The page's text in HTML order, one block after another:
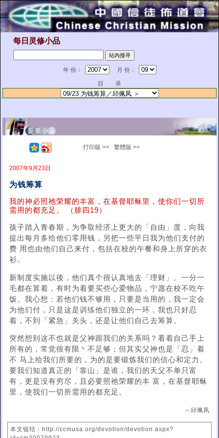
每日灵修小品
年 份：
月 份：
目 录
打印版 >> 繁體版 >>
2007年9月23日
为钱筹算
我的神必照祂荣耀的丰富，在基督耶稣里，使你们一切所
需用的都充足。 （腓四19）
孩子踏入青春期，为争取经济上更大的「自由」度，向我
提出每月多给他们零用钱，另把一些平日我为他们支付的
费 用也由他们自己来付，包括在校的午餐和身上所穿的衣
衫。
新制度实施以後，他们真个很认真地去「理财」。一分一
毛都在算着，有时为着要买些心爱物品，宁愿在校不吃午
饭。我心想：若他们钱不够用，只要是当用的，我一定会
为他们付，只是这是训练他们独立的一环，我也只好忍
着，不到「紧急」关头，还是让他们自己去筹算。
突然想到这不也就是父神跟我们的关系吗？看着自己手上
所有的，常觉很有限丶不足够；但其实父神也是「忍」着
不 马上给我们所要的，为的是要锻炼我们的信心和定力。
要我们知道真正的「靠山」是谁，我们的天父不单只富
有，更是没有穷尽，且必要照祂荣耀的丰 富，在基督耶稣
里，使我们一切所需用的都充足。
～邱佩凤
本文链结：http://ccmusa.org/devotion/devotion.aspx?